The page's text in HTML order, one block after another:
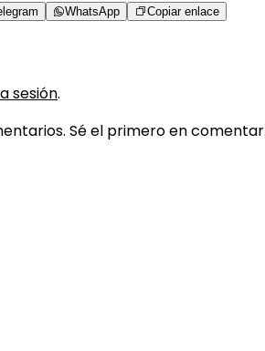
WhatsApp Copiar enlace
sesión.
Sé el primero en comentar.